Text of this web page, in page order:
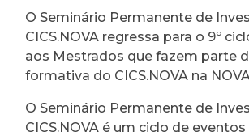
O Seminário Permanente de
CICS.NOVA regressa para o 9º
aos Mestrados que fazem parte
formativa do CICS.NOVA na
O Seminário Permanente de
CICS.NOVA é um ciclo de